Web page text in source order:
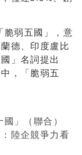
脆弱五國」，意
德、印度盧比
」名詞提出
，「脆弱五
」（聯合）
陸企競爭力看